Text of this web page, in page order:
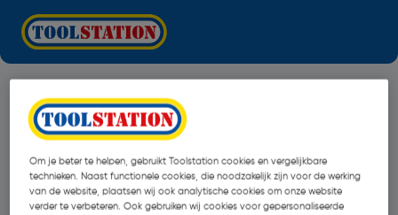
Om je beter te helpen, gebruikt Toolstation cookies en vergelijkbare
technieken. Naast functionele cookies, die noodzakelijk zijn voor de werking
van de website, plaatsen wij ook analytische cookies om onze website
verder te verbeteren. Ook gebruiken wij cookies voor gepersonaliseerde